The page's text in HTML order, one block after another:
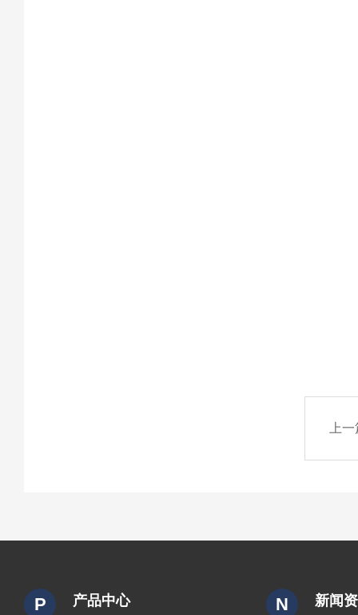
上
P 产品中心 N 新闻